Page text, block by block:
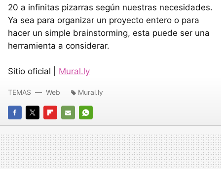
20 a infinitas pizarras según nuestras necesidades.
Ya sea para organizar un proyecto entero o para
hacer un simple brainstorming, esta puede ser una
herramienta a considerar.
Sitio oficial | Mural.ly
FACEBOOK
TWITTERFLIPBOARD
E-
MAIL
WHATSAPP
TEMAS Web Mural.ly